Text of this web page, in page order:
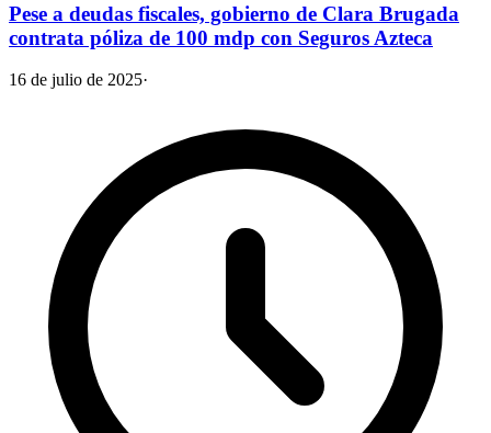
Pese a deudas fiscales, gobierno de Clara Brugada
contrata póliza de 100 mdp con Seguros Azteca
16 de julio de 2025·